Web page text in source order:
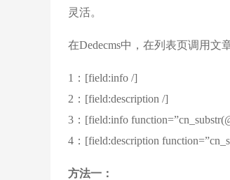
灵活。
在Dedecms中，在列表页调用文
1：[field:info /]
2：[field:description /]
3：[field:info
4：[field:description
方法一：